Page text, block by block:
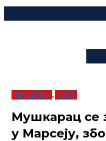
ДРУШТВО , СВЕТ
Мушкарац се
у Марсеју,